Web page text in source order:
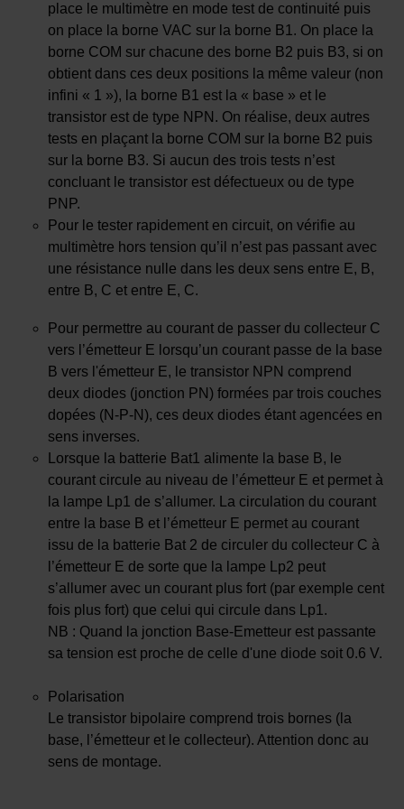
place le multimètre en mode test de continuité puis
on place la borne VAC sur la borne B1. On place la
borne COM sur chacune des borne B2 puis B3, si on
obtient dans ces deux positions la même valeur (non
infini « 1 »), la borne B1 est la « base » et le
transistor est de type NPN. On réalise, deux autres
tests en plaçant la borne COM sur la borne B2 puis
sur la borne B3. Si aucun des trois tests n’est
concluant le transistor est défectueux ou de type
PNP.
Pour le tester rapidement en circuit, on vérifie au
multimètre hors tension qu’il n’est pas passant avec
une résistance nulle dans les deux sens entre E, B,
entre B, C et entre E, C.
Pour permettre au courant de passer du collecteur C
vers l’émetteur E lorsqu’un courant passe de la base
B vers l'émetteur E, le transistor NPN comprend
deux diodes (jonction PN) formées par trois couches
dopées (N-P-N), ces deux diodes étant agencées en
sens inverses.
Lorsque la batterie Bat1 alimente la base B, le
courant circule au niveau de l’émetteur E et permet à
la lampe Lp1 de s’allumer. La circulation du courant
entre la base B et l’émetteur E permet au courant
issu de la batterie Bat 2 de circuler du collecteur C à
l’émetteur E de sorte que la lampe Lp2 peut
s’allumer avec un courant plus fort (par exemple cent
fois plus fort) que celui qui circule dans Lp1.
NB : Quand la jonction Base-Emetteur est passante
sa tension est proche de celle d'une diode soit 0.6 V.
Polarisation
Le transistor bipolaire comprend trois bornes (la
base, l’émetteur et le collecteur). Attention donc au
sens de montage.